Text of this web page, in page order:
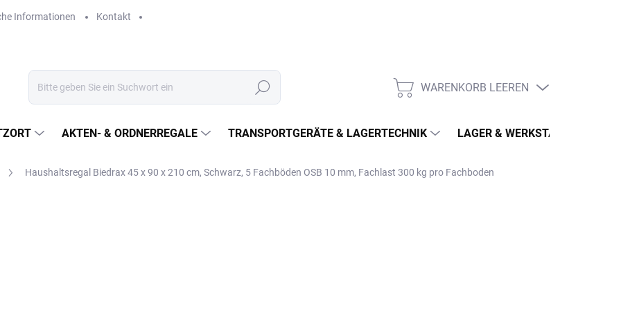
Informationen Kontakt
Suchen WARENKORB
WARENKORB LEEREN
AKTEN- & ORDNERREGALE TRANSPORTGERÄTE & LAGERTECHNIK LAGER & WERKSTATT
Haushaltsregal Biedrax 45 x 90 x 210 cm, Schwarz, 5 Fachböden OSB 10 mm, Fachlast 300 kg pro Fachboden